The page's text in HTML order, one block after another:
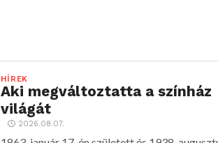
HÍREK
Aki megváltoztatta a színház
világát
2026.08.07.